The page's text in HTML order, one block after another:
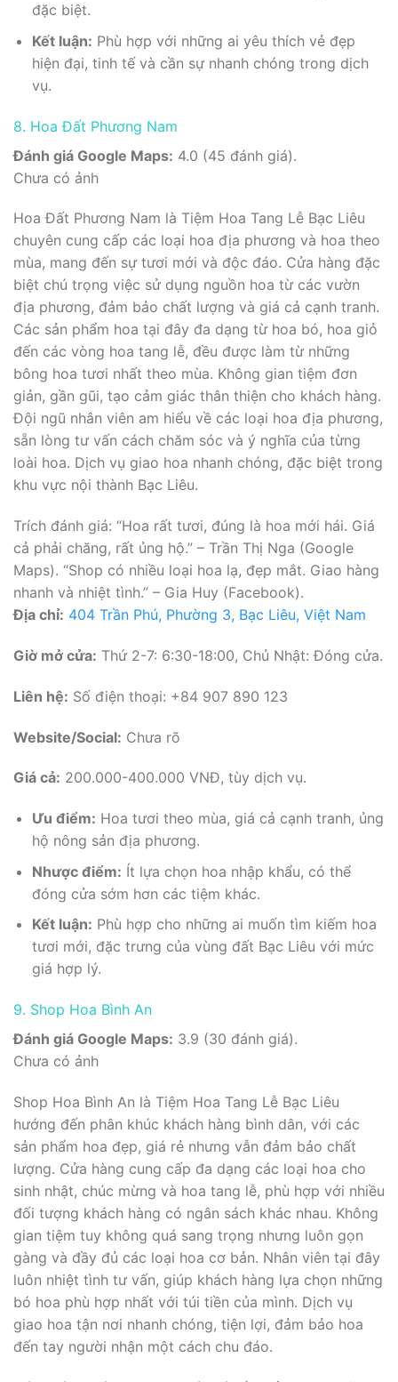
đặc biệt.
Kết luận: Phù hợp với những ai yêu thích vẻ đẹp
hiện đại, tinh tế và cần sự nhanh chóng trong dịch
vụ.
8. Hoa Đất Phương Nam
Đánh giá Google Maps: 4.0 (45 đánh giá).
Chưa có ảnh
Hoa Đất Phương Nam là Tiệm Hoa Tang Lễ Bạc Liêu
chuyên cung cấp các loại hoa địa phương và hoa theo
mùa, mang đến sự tươi mới và độc đáo. Cửa hàng đặc
biệt chú trọng việc sử dụng nguồn hoa từ các vườn
địa phương, đảm bảo chất lượng và giá cả cạnh tranh.
Các sản phẩm hoa tại đây đa dạng từ hoa bó, hoa giỏ
đến các vòng hoa tang lễ, đều được làm từ những
bông hoa tươi nhất theo mùa. Không gian tiệm đơn
giản, gần gũi, tạo cảm giác thân thiện cho khách hàng.
Đội ngũ nhân viên am hiểu về các loại hoa địa phương,
sẵn lòng tư vấn cách chăm sóc và ý nghĩa của từng
loài hoa. Dịch vụ giao hoa nhanh chóng, đặc biệt trong
khu vực nội thành Bạc Liêu.
Trích đánh giá: “Hoa rất tươi, đúng là hoa mới hái. Giá
cả phải chăng, rất ủng hộ.” – Trần Thị Nga (Google
Maps). “Shop có nhiều loại hoa lạ, đẹp mắt. Giao hàng
nhanh và nhiệt tình.” – Gia Huy (Facebook).
Địa chỉ: 404 Trần Phú, Phường 3, Bạc Liêu, Việt Nam
Giờ mở cửa: Thứ 2-7: 6:30-18:00, Chủ Nhật: Đóng cửa.
Liên hệ: Số điện thoại: +84 907 890 123
Website/Social: Chưa rõ
Giá cả: 200.000-400.000 VNĐ, tùy dịch vụ.
Ưu điểm: Hoa tươi theo mùa, giá cả cạnh tranh, ủng
hộ nông sản địa phương.
Nhược điểm: Ít lựa chọn hoa nhập khẩu, có thể
đóng cửa sớm hơn các tiệm khác.
Kết luận: Phù hợp cho những ai muốn tìm kiếm hoa
tươi mới, đặc trưng của vùng đất Bạc Liêu với mức
giá hợp lý.
9. Shop Hoa Bình An
Đánh giá Google Maps: 3.9 (30 đánh giá).
Chưa có ảnh
Shop Hoa Bình An là Tiệm Hoa Tang Lễ Bạc Liêu
hướng đến phân khúc khách hàng bình dân, với các
sản phẩm hoa đẹp, giá rẻ nhưng vẫn đảm bảo chất
lượng. Cửa hàng cung cấp đa dạng các loại hoa cho
sinh nhật, chúc mừng và hoa tang lễ, phù hợp với nhiều
đối tượng khách hàng có ngân sách khác nhau. Không
gian tiệm tuy không quá sang trọng nhưng luôn gọn
gàng và đầy đủ các loại hoa cơ bản. Nhân viên tại đây
luôn nhiệt tình tư vấn, giúp khách hàng lựa chọn những
bó hoa phù hợp nhất với túi tiền của mình. Dịch vụ
giao hoa tận nơi nhanh chóng, tiện lợi, đảm bảo hoa
đến tay người nhận một cách chu đáo.